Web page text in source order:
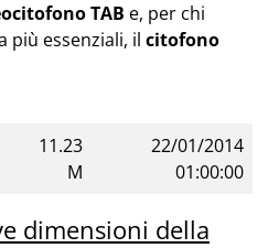
TAB e, per chi
più essenziali, il citofono
11.23
M
22/01/2014
01:00:00
dimensioni della